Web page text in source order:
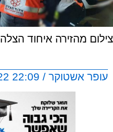
צילום מהזירה איחוד הצלה
עופר אשטוקר / 22:09 28.11.22